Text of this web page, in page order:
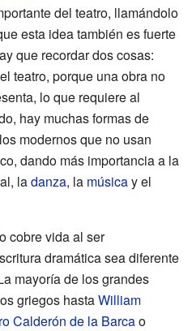
del teatro, llamándolo
esta idea también es fuerte
que recordar dos cosas:
teatro, porque una obra no
lo que requiere al
hay muchas formas de
modernos que no usan
dando más importancia a la
ladanza, la músicay el
cobre vida al ser
dramática sea diferente
mayoría de los grandes
griegos hastaWilliam
Calderón de la Barcao